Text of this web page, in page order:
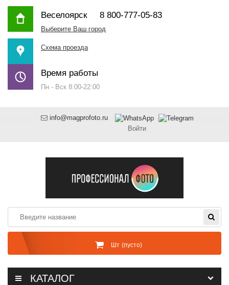
Веселоярск8 800-777-05-83
Выберите Ваш город
Схема проезда
Время работы
Пн - Вск 8:00-22:00
info@magprofoto.ru
Войти
Шт (пусто)
КАТАЛОГ